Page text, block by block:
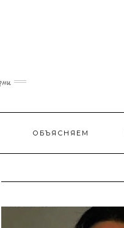
ОБЪЯСНЯЕМ